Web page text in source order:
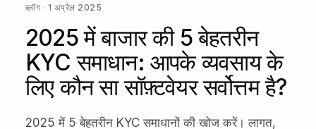
ब्लॉग· 1 अप्रैल 2025
2025 में बाजार की 5 बेहतरीन
KYC समाधान: आपके व्यवसाय के
लिए कौन सा सॉफ़्टवेयर सर्वोत्तम है?
2025 में 5 बेहतरीन KYC समाधानों की खोज करें। लागत,